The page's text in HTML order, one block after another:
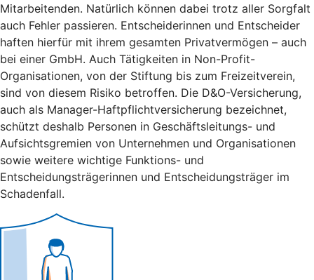
Mitarbeitenden. Natürlich können dabei trotz aller Sorgfalt
auch Fehler passieren. Entscheiderinnen und Entscheider
haften hierfür mit ihrem gesamten Privatvermögen – auch
bei einer GmbH. Auch Tätigkeiten in Non-Profit-
Organisationen, von der Stiftung bis zum Freizeitverein,
sind von diesem Risiko betroffen. Die D&O-Versicherung,
auch als Manager-Haftpflichtversicherung bezeichnet,
schützt deshalb Personen in Geschäftsleitungs- und
Aufsichtsgremien von Unternehmen und Organisationen
sowie weitere wichtige Funktions- und
Entscheidungsträgerinnen und Entscheidungsträger im
Schadenfall.